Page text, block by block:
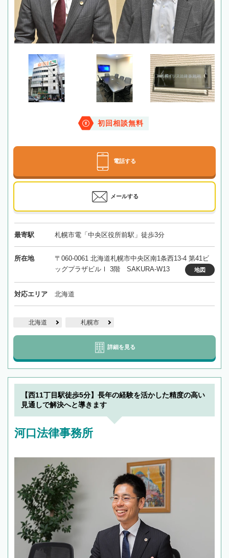
初回相談無料
電話する
メールする
最寄駅 札幌市電「中央区役所前駅」徒歩3分
所在地
〒060-0061 北海道札幌市中央区南1条西13-4 第41ビ
ッグプラザビルⅠ 3階 SAKURA-W13
地図
対応エリア 北海道
北海道 札幌市
詳細を見る
【西11丁目駅徒歩5分】長年の経験を活かした精度の高い
見通しで解決へと導きます
河口法律事務所